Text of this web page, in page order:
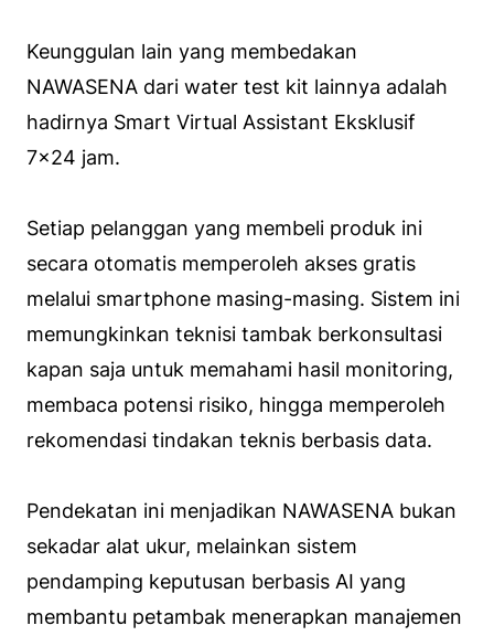
Keunggulan lain yang membedakan
NAWASENA dari water test kit lainnya adalah
hadirnya Smart Virtual Assistant Eksklusif
7×24 jam.
Setiap pelanggan yang membeli produk ini
secara otomatis memperoleh akses gratis
melalui smartphone masing-masing. Sistem ini
memungkinkan teknisi tambak berkonsultasi
kapan saja untuk memahami hasil monitoring,
membaca potensi risiko, hingga memperoleh
rekomendasi tindakan teknis berbasis data.
Pendekatan ini menjadikan NAWASENA bukan
sekadar alat ukur, melainkan sistem
pendamping keputusan berbasis AI yang
membantu petambak menerapkan manajemen